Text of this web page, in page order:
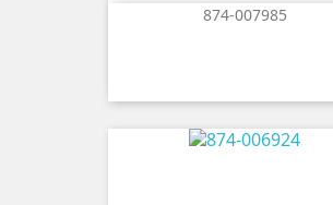
874-007985